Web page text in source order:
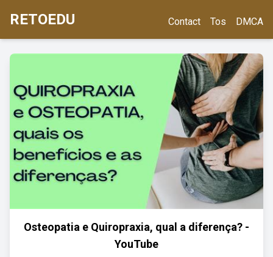
RETOEDU Contact Tos DMCA
Osteopatia e Quiropraxia, qual a diferença? -
YouTube